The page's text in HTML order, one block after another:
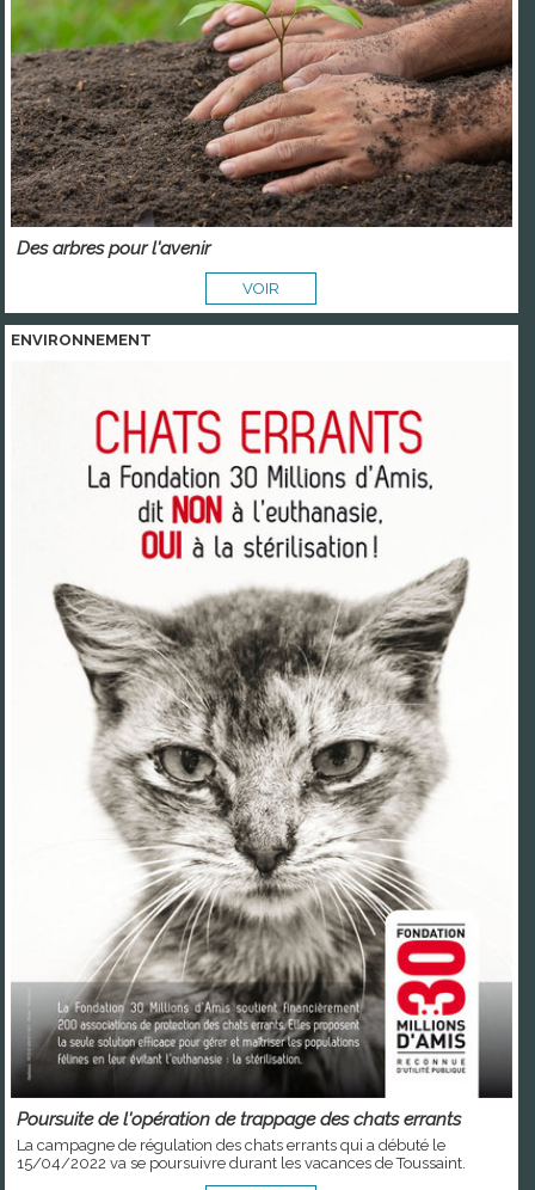
Des arbres pour l'avenir
VOIR
ENVIRONNEMENT
Poursuite de l'opération de trappage des chats errants
La campagne de régulation des chats errants qui a débuté le
15/04/2022 va se poursuivre durant les vacances de Toussaint.